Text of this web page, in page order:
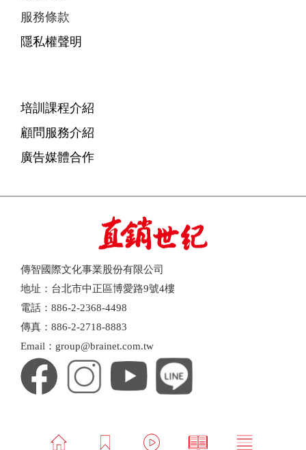
服務條款
隱私權聲明
培訓課程介紹
顧問服務介紹
廣告媒體合作
傳智國際文化事業股份有限公司
地址：台北市中正區博愛路9號4樓
電話：886-2-2368-4498
傳真：886-2-2718-8883
Email：group@brainet.com.tw